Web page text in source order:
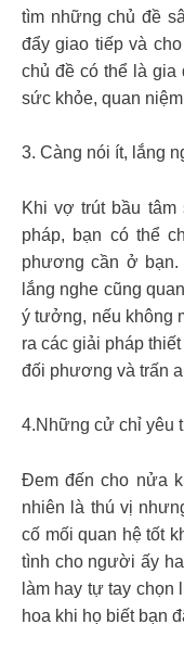
tìm những chủ đề
đẩy giao tiếp và
chủ đề có thể là
sức khỏe, quan
3. Càng nói ít, lắng
Khi vợ trút bầu
pháp, bạn có thể
phương cần ở
lắng nghe cũng
ý tưởng, nếu không
ra các giải pháp
đối phương và trấn
4.Những cử chỉ yêu
Đem đến cho nửa
nhiên là thú vị
cố mối quan hệ tốt
tình cho người ấy
làm hay tự tay
hoa khi họ biết bạn